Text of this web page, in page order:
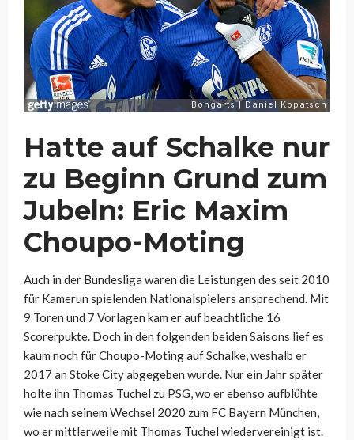
Hatte auf Schalke nur
zu Beginn Grund zum
Jubeln: Eric Maxim
Choupo-Moting
Auch in der Bundesliga waren die Leistungen des seit 2010
für Kamerun spielenden Nationalspielers ansprechend. Mit
9 Toren und 7 Vorlagen kam er auf beachtliche 16
Scorerpukte. Doch in den folgenden beiden Saisons lief es
kaum noch für Choupo-Moting auf Schalke, weshalb er
2017 an Stoke City abgegeben wurde. Nur ein Jahr später
holte ihn Thomas Tuchel zu PSG, wo er ebenso aufblühte
wie nach seinem Wechsel 2020 zum FC Bayern München,
wo er mittlerweile mit Thomas Tuchel wiedervereinigt ist.